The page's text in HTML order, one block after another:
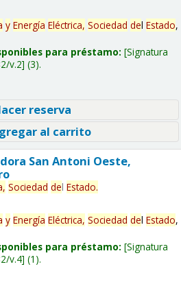
y Energía Eléctrica, Sociedad del Estado,
para préstamo: Signatura
v.2 (3).
reserva
al carrito
San Antoni Oeste,
Sociedad del Estado.
y Energía Eléctrica, Sociedad del Estado,
para préstamo: Signatura
v.4 (1).